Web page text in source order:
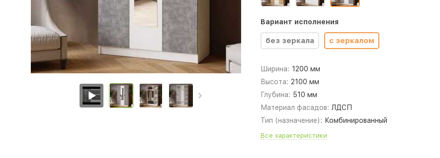
Вариант исполнения
без зеркала с зеркалом
Ширина: 1200 мм
Высота: 2100 мм
Глубина: 510 мм
Материал фасадов: ЛДСП
Тип (назначение): Комбинированный
Все характеристики